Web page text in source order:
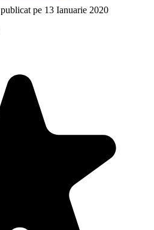
publicat pe 13 Ianuarie 2020